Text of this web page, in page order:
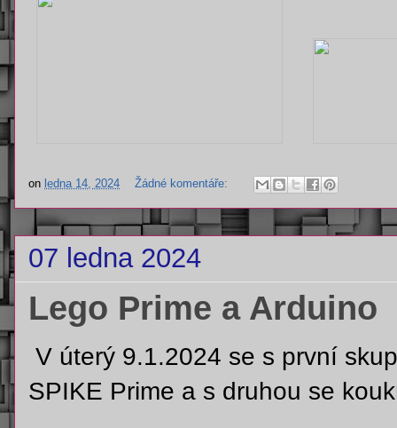
on ledna 14, 2024 Žádné komentáře:
07 ledna 2024
Lego Prime a Arduino
V úterý 9.1.2024 se s první
SPIKE Prime a s druhou se